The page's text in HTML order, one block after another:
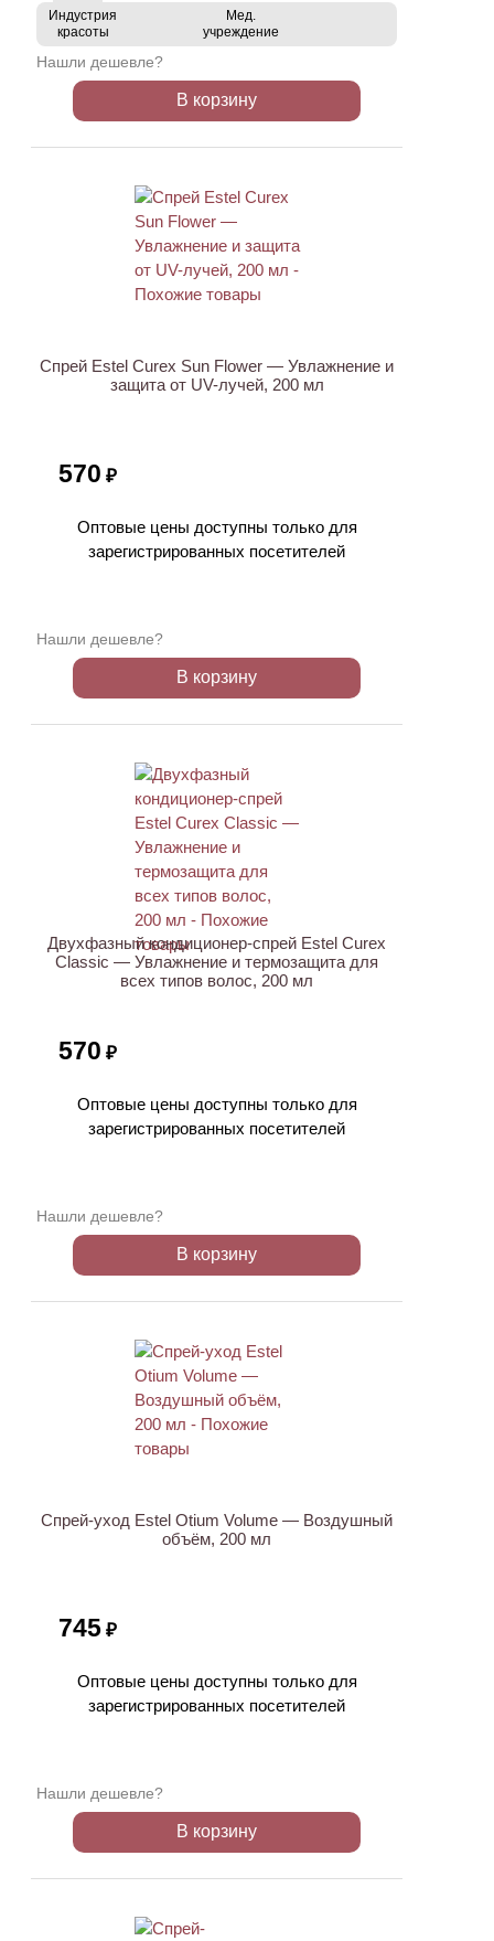
Индустрия
красоты
Мед.
учреждение
Нашли дешевле?
В корзину
Спрей Estel Curex Sun Flower — Увлажнение и
защита от UV-лучей, 200 мл
570 ₽
Оптовые цены доступны только для
зарегистрированных посетителей
Нашли дешевле?
В корзину
Двухфазный кондиционер-спрей Estel Curex
Classic — Увлажнение и термозащита для
всех типов волос, 200 мл
570 ₽
Оптовые цены доступны только для
зарегистрированных посетителей
Нашли дешевле?
В корзину
Спрей-уход Estel Otium Volume — Воздушный
объём, 200 мл
745 ₽
Оптовые цены доступны только для
зарегистрированных посетителей
Нашли дешевле?
В корзину